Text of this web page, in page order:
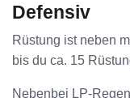
Defensiv
Rüstung ist neben
bis du ca. 15
Nebenbei LP-